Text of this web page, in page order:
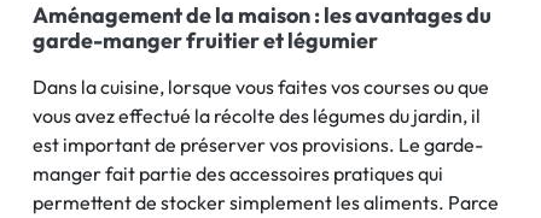
petit prix, permet de
Aménagement de la maison : les avantages du
garde-manger fruitier et légumier
Dans la cuisine, lorsque vous faites vos courses ou que
vous avez effectué la récolte des légumes du jardin, il
est important de préserver vos provisions. Le garde-
manger fait partie des accessoires pratiques qui
permettent de stocker simplement les aliments. Parce